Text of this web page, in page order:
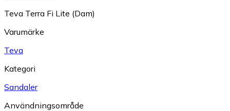
Teva Terra Fi Lite (Dam)
Varumärke
Teva
Kategori
Sandaler
Användningsområde